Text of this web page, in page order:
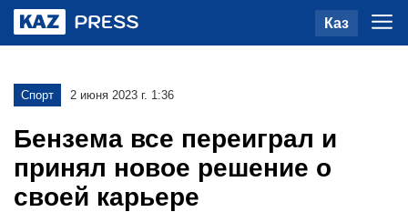
Каз
Спорт 2 июня 2023 г. 1:36
Бензема все переиграл и
принял новое решение о
своей карьере